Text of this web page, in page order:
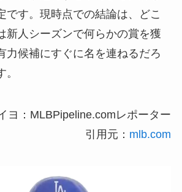
です。現時点での結論は、どこ
新人シーズンで何らかの賞を獲
力候補にすぐに名を連ねるだろ
ヨ：MLBPipeline.comレポーター
引用元： mlb.com